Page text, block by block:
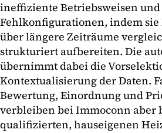
ineffiziente Betriebsweisen
Fehlkonfigurationen, indem sie
über längere Zeiträume
strukturiert aufbereiten. Die
übernimmt dabei die
Kontextualisierung der Daten.
Bewertung, Einordnung und
verbleiben bei Immoconn aber
qualifizierten, hauseigenen